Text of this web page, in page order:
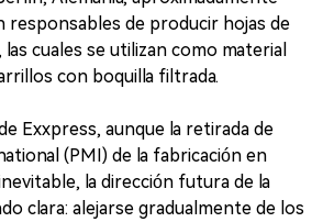
responsables de producir hojas de
cuales se utilizan como material
con boquilla filtrada.
Exxpress, aunque la retirada de
(PMI) de la fabricación en
la dirección futura de la
clara: alejarse gradualmente de los